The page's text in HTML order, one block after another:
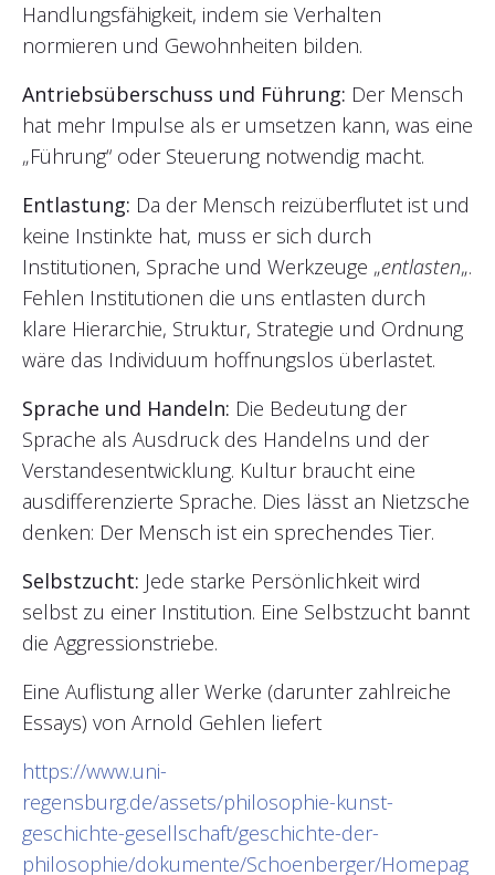
Handlungsfähigkeit, indem sie Verhalten
normieren und Gewohnheiten bilden.
Antriebsüberschuss und Führung: Der Mensch
hat mehr Impulse als er umsetzen kann, was eine
„Führung“ oder Steuerung notwendig macht.
Entlastung: Da der Mensch reizüberflutet ist und
keine Instinkte hat, muss er sich durch
Institutionen, Sprache und Werkzeuge „entlasten„.
Fehlen Institutionen die uns entlasten durch
klare Hierarchie, Struktur, Strategie und Ordnung
wäre das Individuum hoffnungslos überlastet.
Sprache und Handeln: Die Bedeutung der
Sprache als Ausdruck des Handelns und der
Verstandesentwicklung. Kultur braucht eine
ausdifferenzierte Sprache. Dies lässt an Nietzsche
denken: Der Mensch ist ein sprechendes Tier.
Selbstzucht: Jede starke Persönlichkeit wird
selbst zu einer Institution. Eine Selbstzucht bannt
die Aggressionstriebe.
Eine Auflistung aller Werke (darunter zahlreiche
Essays) von Arnold Gehlen liefert
https://www.uni-
regensburg.de/assets/philosophie-kunst-
geschichte-gesellschaft/geschichte-der-
philosophie/dokumente/Schoenberger/Homepag